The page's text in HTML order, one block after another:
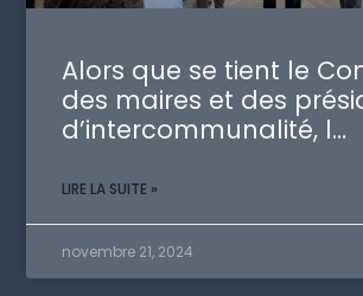
Alors que se tient le
des maires et des
d’intercommunalité, l…
LIRE LA SUITE »
novembre 21, 2024